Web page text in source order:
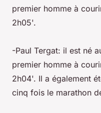
premier homme à
2h05'.
-Paul Tergat: il est né
premier homme à
2h04'. Il a également
cinq fois le marathon